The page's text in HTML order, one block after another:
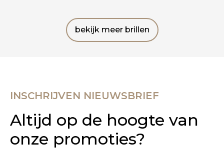
bekijk meer brillen
INSCHRIJVEN NIEUWSBRIEF
Altijd op de hoogte van
onze promoties?